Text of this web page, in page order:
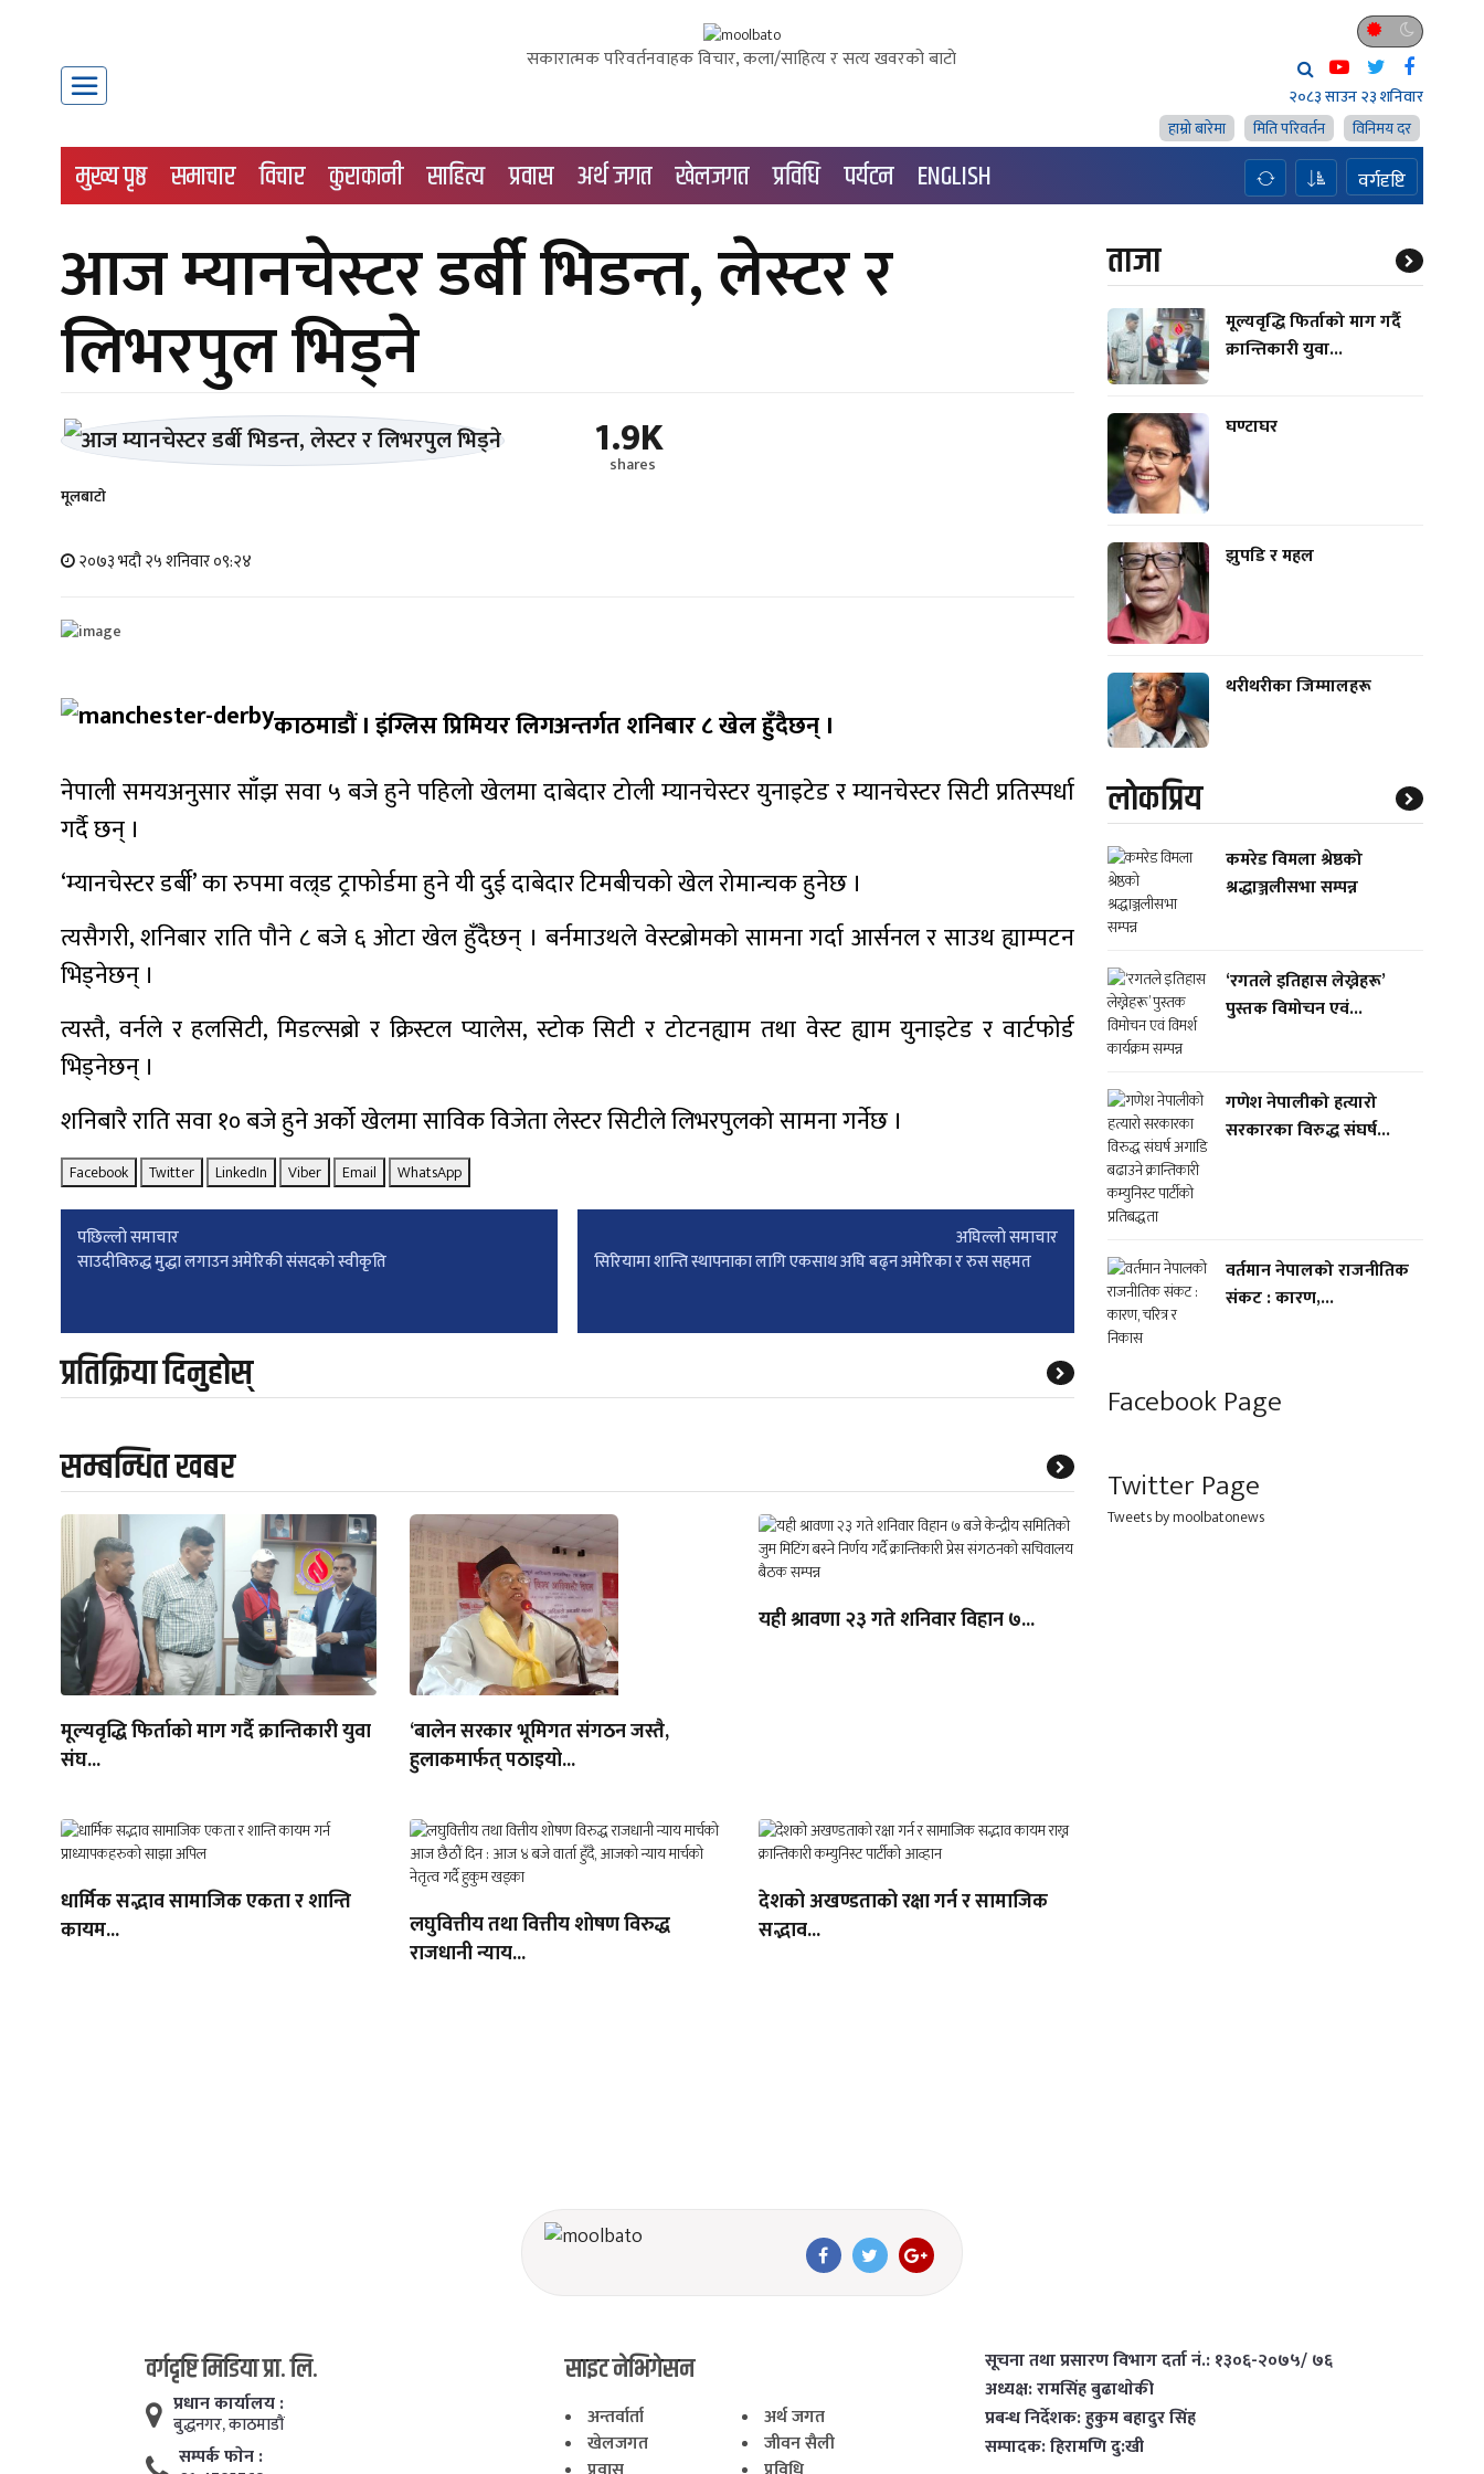
सकारात्मक परिवर्तनवाहक विचार, कला/साहित्य र सत्य खवरको बाटाे
२०८३ साउन २३ शनिवार
हाम्राे बारेमा
मिति परिवर्तन विनिमय दर
मुख्य पृष्ठ समाचार विचार कुराकानी साहित्य प्रवास अर्थ जगत खेलजगत प्रविधि पर्यटन ENGLISH वर्गदृष्टि
आज म्यानचेस्टर डर्बी भिडन्त, लेस्टर र
लिभरपुल भिड्ने
मूलबाटाे
२०७३ भदौ २५ शनिवार ०९:२४
1.9K
shares
काठमाडौं । इंग्लिस प्रिमियर लिगअन्तर्गत शनिबार ८ खेल हुँदैछन् ।
नेपाली समयअनुसार साँझ सवा ५ बजे हुने पहिलो खेलमा दाबेदार टोली म्यानचेस्टर युनाइटेड र म्यानचेस्टर सिटी प्रतिस्पर्धा
गर्दै छन् ।
‘म्यानचेस्टर डर्बी’ का रुपमा वल्र्ड ट्राफोर्डमा हुने यी दुई दाबेदार टिमबीचको खेल रोमान्चक हुनेछ ।
त्यसैगरी, शनिबार राति पौने ८ बजे ६ ओटा खेल हुँदैछन् । बर्नमाउथले वेस्टब्रोमको सामना गर्दा आर्सनल र साउथ ह्याम्पटन
भिड्नेछन् ।
त्यस्तै, वर्नले र हलसिटी, मिडल्सब्रो र क्रिस्टल प्यालेस, स्टोक सिटी र टोटनह्याम तथा वेस्ट ह्याम युनाइटेड र वार्टफोर्ड
भिड्नेछन् ।
शनिबारै राति सवा १० बजे हुने अर्को खेलमा साविक विजेता लेस्टर सिटीले लिभरपुलको सामना गर्नेछ ।
Facebook Twitter LinkedIn Viber Email WhatsApp
Post
पछिल्लाे समाचार
साउदीविरुद्ध मुद्धा लगाउन अमेरिकी संसदको स्वीकृति
अघिल्लाे समाचार
सिरियामा शान्ति स्थापनाका लागि एकसाथ अघि बढ्न अमेरिका र रुस सहमत
प्रतिक्रिया दिनुहोस्
सम्बन्धित खबर
मूल्यवृद्धि फिर्ताको माग गर्दै क्रान्तिकारी युवा
संघ...
‘बालेन सरकार भूमिगत संगठन जस्तै,
हुलाकमार्फत् पठाइयो...
यही श्रावणा २३ गते शनिवार विहान ७...
धार्मिक सद्भाव सामाजिक एकता र शान्ति
कायम...
लघुवित्तीय तथा वित्तीय शोषण विरुद्ध
राजधानी न्याय...
देशको अखण्डताको रक्षा गर्न र सामाजिक
सद्भाव...
ताजा
मूल्यवृद्धि फिर्ताको माग गर्दै
क्रान्तिकारी युवा...
घण्टाघर
झुपडि र महल
थरीथरीका जिम्मालहरू
लाेकप्रिय
कमरेड विमला श्रेष्ठको
श्रद्धाञ्जलीसभा सम्पन्न
‘रगतले इतिहास लेख्नेहरू’
पुस्तक विमोचन एवं...
गणेश नेपालीको हत्यारो
सरकारका विरुद्ध संघर्ष...
वर्तमान नेपालको राजनीतिक
संकट : कारण,...
Facebook Page
Twitter Page
Tweets by moolbatonews
वर्गदृष्टि मिडिया प्रा. लि.
प्रधान कार्यालय :
बुद्धनगर, काठमाडाैं
सम्पर्क फाेन :
साइट नेभिगेसन
अन्तर्वार्ता
अर्थ जगत
खेलजगत
जीवन सैली
सूचना तथा प्रसारण विभाग दर्ता नं.: १३०६-२०७५/ ७६
अध्यक्ष: रामसिंह बुढाथाेकी
प्रबन्ध निर्देशक: हुकुम बहादुर सिंह
सम्पादक: हिरामणि दु:खी